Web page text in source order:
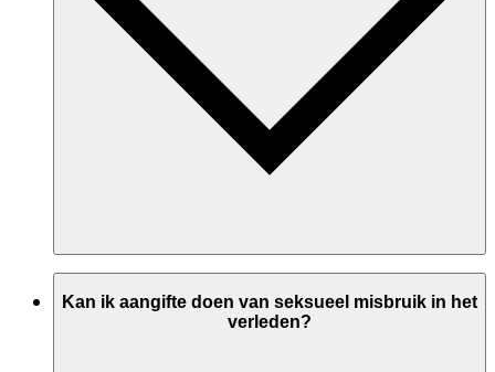
Kan ik aangifte doen van seksueel misbruik in het
verleden?